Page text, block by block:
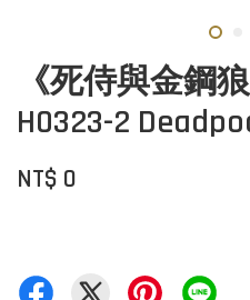
《死侍與金鋼
H0323-2
NT$ 0